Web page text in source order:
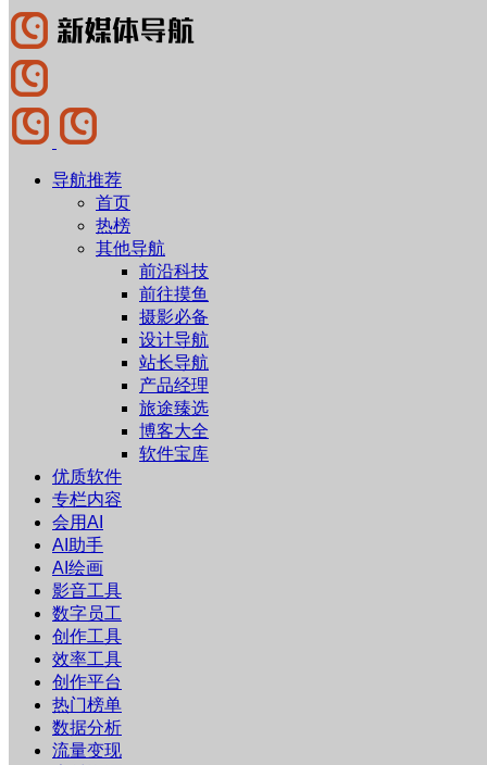
导航推荐
首页
热榜
其他导航
前沿科技
前往摸鱼
摄影必备
设计导航
站长导航
产品经理
旅途臻选
博客大全
软件宝库
优质软件
专栏内容
会用AI
AI助手
AI绘画
影音工具
数字员工
创作工具
效率工具
创作平台
热门榜单
数据分析
流量变现